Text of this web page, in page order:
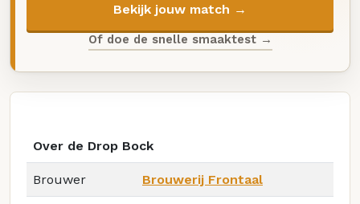
Bekijk jouw match →
Of doe de snelle smaaktest →
Over de Drop Bock
Brouwer Brouwerij Frontaal